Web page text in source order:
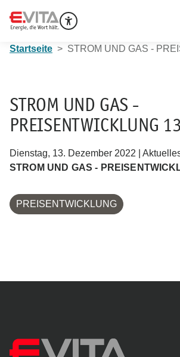
Startseite STROM UND GAS -
STROM UND GAS -
PREISENTWICKLUNG
Dienstag, 13. Dezember 2022 |
STROM UND GAS -
PREISENTWICKLUNG